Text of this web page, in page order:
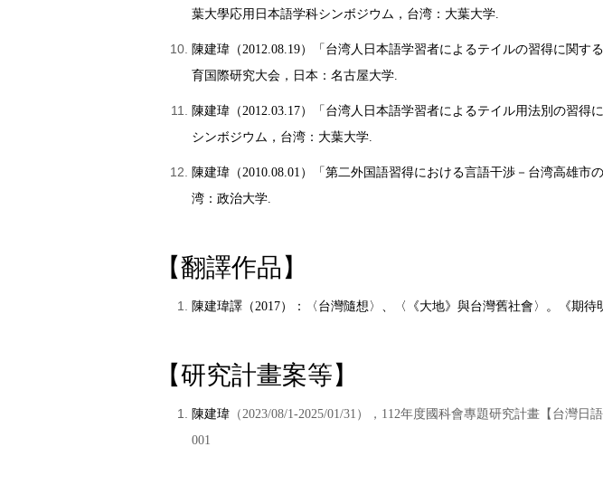
葉大學応用日本語学科シンボジウム，台湾：大葉大学.
陳建瑋（2012.08.19）「台湾人日本語学習者によるテイルの習得に関す
育国際研究大会，日本：名古屋大学.
陳建瑋（2012.03.17）「台湾人日本語学習者によるテイル用法別の習得
シンボジウム，台湾：大葉大学.
陳建瑋（2010.08.01）「第二外国語習得における言語干渉 － 台湾高雄市
湾：政治大学.
【翻譯作品 】
陳建瑋譯（ 2017）：〈台灣隨想〉、〈《大地》與台灣舊社會〉。《期待
【研究計畫案等】
陳建瑋 （2023/08/1-2025/01/31），112年度國科會專題研究計畫【台灣
001